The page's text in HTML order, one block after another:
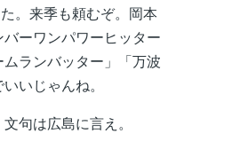
。来季も頼むぞ。岡本
ーワンパワーヒッター
ランバッター」「万波
いじゃんね。
句は広島に言え。